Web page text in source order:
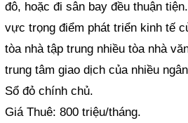
đô, hoặc đi sân bay đều thuận
vực trọng điểm phát triển kinh tế
tòa nhà tập trung nhiều tòa nhà
trung tâm giao dịch của nhiều
Sổ đỏ chính chủ.
Giá Thuê: 800 triệu/tháng.